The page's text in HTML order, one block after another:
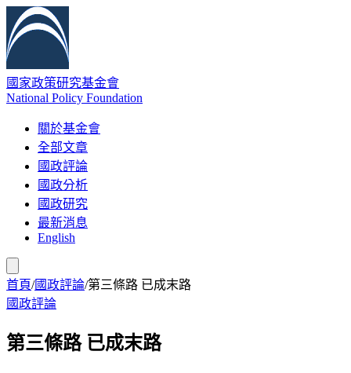
國家政策研究基金會
National Policy Foundation
關於基金會
全部文章
國政評論
國政分析
國政研究
最新消息
English
首頁/國政評論/第三條路 已成末路
國政評論
第三條路 已成末路